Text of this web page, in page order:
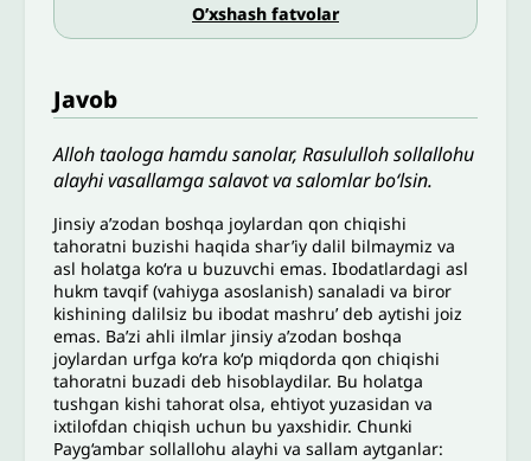
O’xshash fatvolar
Javob
Alloh taologa hamdu sanolar, Rasululloh sollallohu
alayhi vasallamga salavot va salomlar bo‘lsin.
Jinsiy a’zodan boshqa joylardan qon chiqishi
tahoratni buzishi haqida shar’iy dalil bilmaymiz va
asl holatga ko‘ra u buzuvchi emas. Ibodatlardagi asl
hukm tavqif (vahiyga asoslanish) sanaladi va biror
kishining dalilsiz bu ibodat mashru’ deb aytishi joiz
emas. Ba’zi ahli ilmlar jinsiy a’zodan boshqa
joylardan urfga ko‘ra ko‘p miqdorda qon chiqishi
tahoratni buzadi deb hisoblaydilar. Bu holatga
tushgan kishi tahorat olsa, ehtiyot yuzasidan va
ixtilofdan chiqish uchun bu yaxshidir. Chunki
Payg‘ambar sollallohu alayhi va sallam aytganlar: